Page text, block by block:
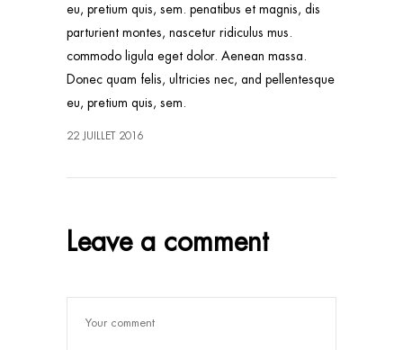
eu, pretium quis, sem. penatibus et magnis, dis
parturient montes, nascetur ridiculus mus.
commodo ligula eget dolor. Aenean massa.
Donec quam felis, ultricies nec, and pellentesque
eu, pretium quis, sem.
22 JUILLET 2016
Leave a comment